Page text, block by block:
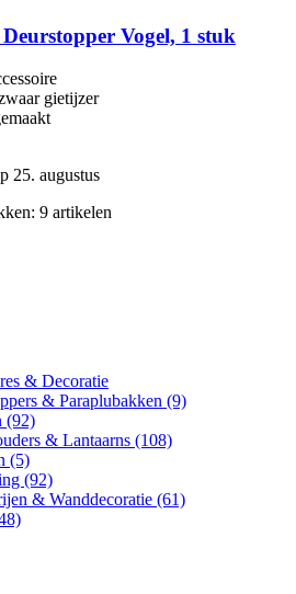
Deurstopper Vogel, 1 stuk
gietijzer
25. augustus
9 artikelen
& Decoratie
& Paraplubakken (9)
(92)
& Lantaarns (108)
(5)
(92)
& Wanddecoratie (61)